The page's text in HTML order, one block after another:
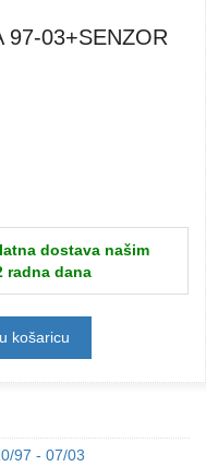
97-03+SENZOR
dostava našim
radna dana
košaricu
97 - 07/03